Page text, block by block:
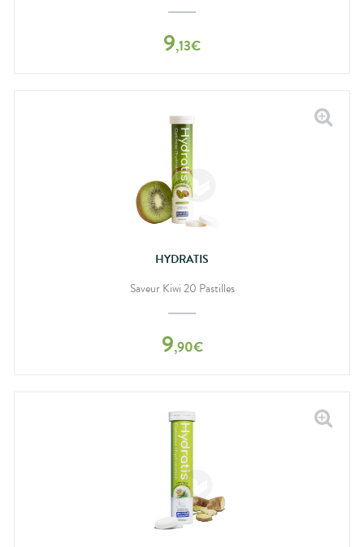
9,13€
HYDRATIS
Saveur Kiwi 20 Pastilles
9,90€